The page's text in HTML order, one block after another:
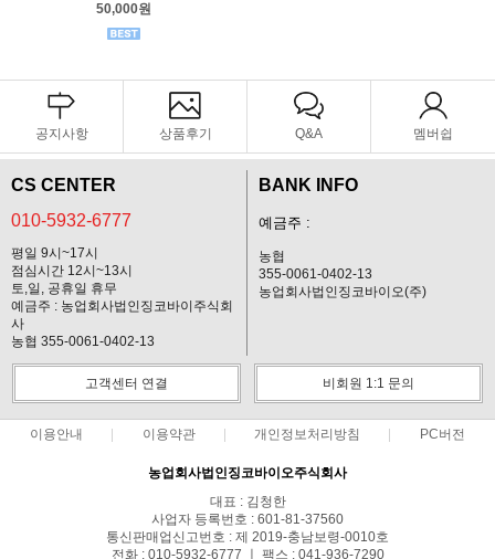
50,000원
공지사항 상품후기 Q&A 멤버쉽
CS CENTER
010-5932-6777
평일 9시~17시
점심시간 12시~13시
토,일, 공휴일 휴무
예금주 : 농업회사법인징코바이주식회
사
농협 355-0061-0402-13
BANK INFO
예금주 :
농협
355-0061-0402-13
농업회사법인징코바이오(주)
고객센터 연결 비회원 1:1 문의
이용안내 이용약관 개인정보처리방침 PC버전
농업회사법인징코바이오주식회사
대표 : 김청한
사업자 등록번호 : 601-81-37560
통신판매업신고번호 : 제 2019-충남보령-0010호
전화 : 010-5932-6777 ㅣ 팩스 : 041-936-7290